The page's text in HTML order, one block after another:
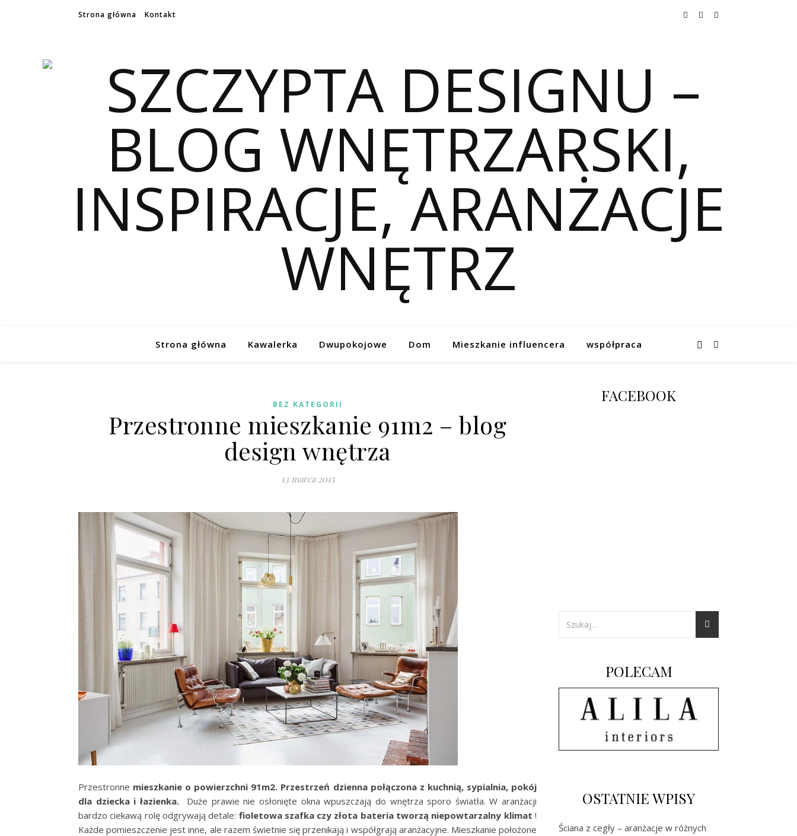
Strona główna Kontakt
Strona główna Kawalerka Dwupokojowe Dom Mieszkanie influencera współpraca
BEZ KATEGORII
Przestronne mieszkanie 91m2 – blog
design wnętrza
13 marca 2015
Przestronne mieszkanie o powierzchni 91m2. Przestrzeń dzienna połączona z kuchnią, sypialnia, pokój
dla dziecka i łazienka. Duże prawie nie osłonięte okna wpuszczają do wnętrza sporo światła. W aranżacji
bardzo ciekawą rolę odgrywają detale: fioletowa szafka czy złota bateria tworzą niepowtarzalny klimat!
Każde pomieszczenie jest inne, ale razem świetnie się przenikają i współgrają aranżacyjne. Mieszkanie położone
FACEBOOK
POLECAM
OSTATNIE WPISY
Ściana z cegły – aranżacje w różnych